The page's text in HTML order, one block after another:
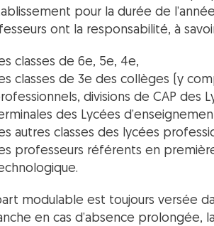
pour la durée de
ont la responsabilité, à
classes de 6e, 5e, 4e,
classes de 3e des collèges (y
divisions de CAP des
des Lycées
autres classes des lycées
professeurs référents en
modulable est toujours versée
en cas d’absence prolongée,